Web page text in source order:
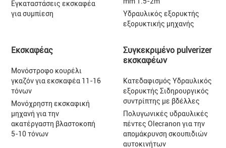
Εγκαταστάσεις εκσκαφέα
για συμπίεση
Υδραυλικός εξορυκτής
εξορυκτικής μηχανής
Εκσκαφέας
Μονόστροφο κουρέλι
γκαζόν για εκσκαφέα 11-16
τόνων
Μονόχρηστη εκσκαφική
μηχανή για την
ακατέργαστη βλαστοκοπή
5-10 τόνων
Συγκεκριμένο pulverizer
εκσκαφέων
Κατεδαφισμός Υδραυλικός
εξορυκτής Σιδηρουργικός
συντρίπτης με βδέλλες
Πολυγωνικές υδραυλικές
πέντες Olecranon για την
απομάκρυνση σκουπιδιών
αυτοκινήτων